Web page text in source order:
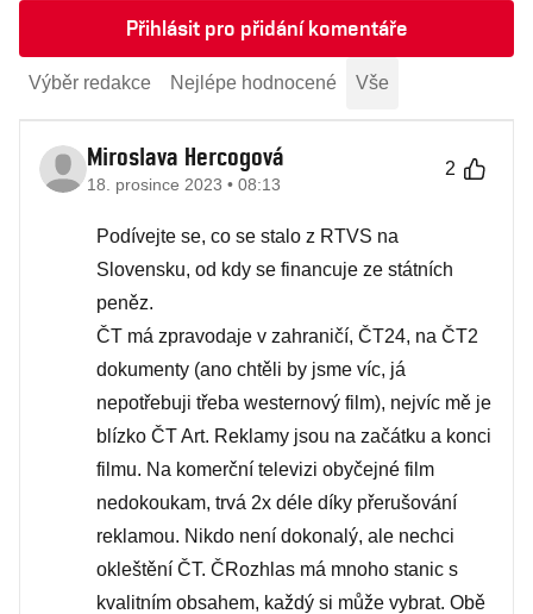
Přihlásit pro přidání komentáře
Výběr redakce Nejlépe hodnocené Vše
Miroslava Hercogová
18. prosince 2023 • 08:13
2
Podívejte se, co se stalo z RTVS na
Slovensku, od kdy se financuje ze státních
peněz.
ČT má zpravodaje v zahraničí, ČT24, na ČT2
dokumenty (ano chtěli by jsme víc, já
nepotřebuji třeba westernový film), nejvíc mě je
blízko ČT Art. Reklamy jsou na začátku a konci
filmu. Na komerční televizi obyčejné film
nedokoukam, trvá 2x déle díky přerušování
reklamou. Nikdo není dokonalý, ale nechci
okleštění ČT. ČRozhlas má mnoho stanic s
kvalitním obsahem, každý si může vybrat. Obě